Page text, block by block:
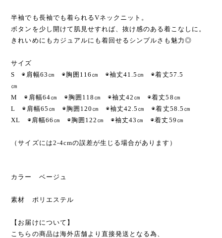
半袖でも長袖でも着られるVネックニット。
ボタンを少し開けて肌見せすれば、抜け感のある着こなしに。
きれいめにもカジュアルにも着回せるシンプルさも魅力◎
サイズ
S ◉肩幅63㎝ ◉胸囲116㎝ ◉袖丈41.5㎝ ◉着丈57.5
㎝
M ◉肩幅64㎝ ◉胸囲118㎝ ◉袖丈42㎝ ◉着丈58㎝
L ◉肩幅65㎝ ◉胸囲120㎝ ◉袖丈42.5㎝ ◉着丈58.5㎝
XL ◉肩幅66㎝ ◉胸囲122㎝ ◉袖丈43㎝ ◉着丈59㎝
（サイズには2-4cmの誤差が生じる場合があります）
カラー ベージュ
素材 ポリエステル
【お届けについて】
こちらの商品は海外店舗より直接発送となる為、